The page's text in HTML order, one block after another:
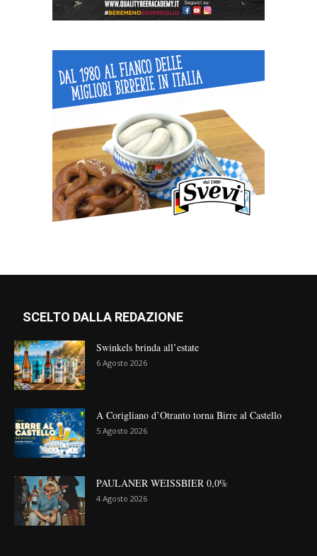
SCELTO DALLA REDAZIONE
Swinkels brinda all’estate
6 Agosto 2026
A Corigliano d’Otranto torna Birre al Castello
5 Agosto 2026
PAULANER WEISSBIER 0,0%
4 Agosto 2026